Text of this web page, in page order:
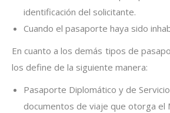
identificación del solicitante.
Cuando el pasaporte haya sido
En cuanto a los demás tipos de
los define de la siguiente manera:
Pasaporte Diplomático y de
documentos de viaje que otorga el